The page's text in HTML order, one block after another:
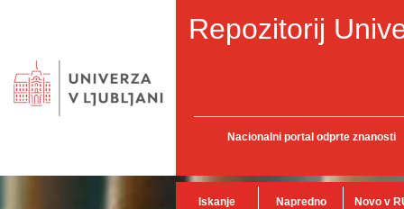
Repozitorij
Nacionalni portal odprte znanosti
Iskanje Napredno Novo v